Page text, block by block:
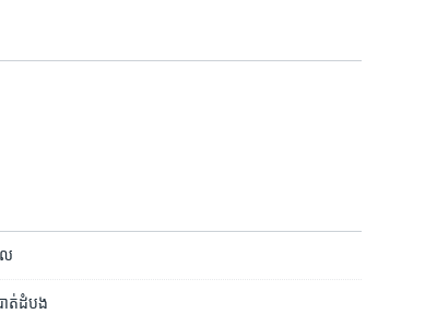
ល
ាត់ដំបង